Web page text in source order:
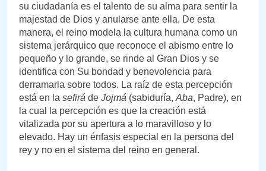
su ciudadanía es el talento de su alma para sentir la
majestad de Dios y anularse ante ella. De esta
manera, el reino modela la cultura humana como un
sistema jerárquico que reconoce el abismo entre lo
pequeño y lo grande, se rinde al Gran Dios y se
identifica con Su bondad y benevolencia para
derramarla sobre todos. La raíz de esta percepción
está en la sefirá de Jojmá (sabiduría, Aba, Padre), en
la cual la percepción es que la creación está
vitalizada por su apertura a lo maravilloso y lo
elevado. Hay un énfasis especial en la persona del
rey y no en el sistema del reino en general.